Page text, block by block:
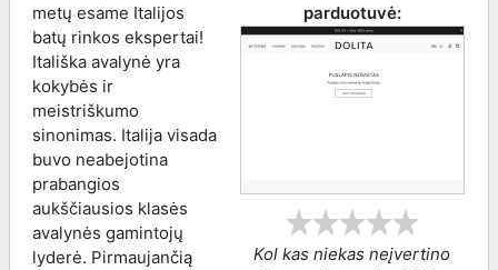
parduotuvė:
Kol kas niekas neįvertino
metų esame Italijos
batų rinkos ekspertai!
Itališka avalynė yra
kokybės ir
meistriškumo
sinonimas. Italija visada
buvo neabejotina
prabangios
aukščiausios klasės
avalynės gamintojų
lyderė. Pirmaujančią